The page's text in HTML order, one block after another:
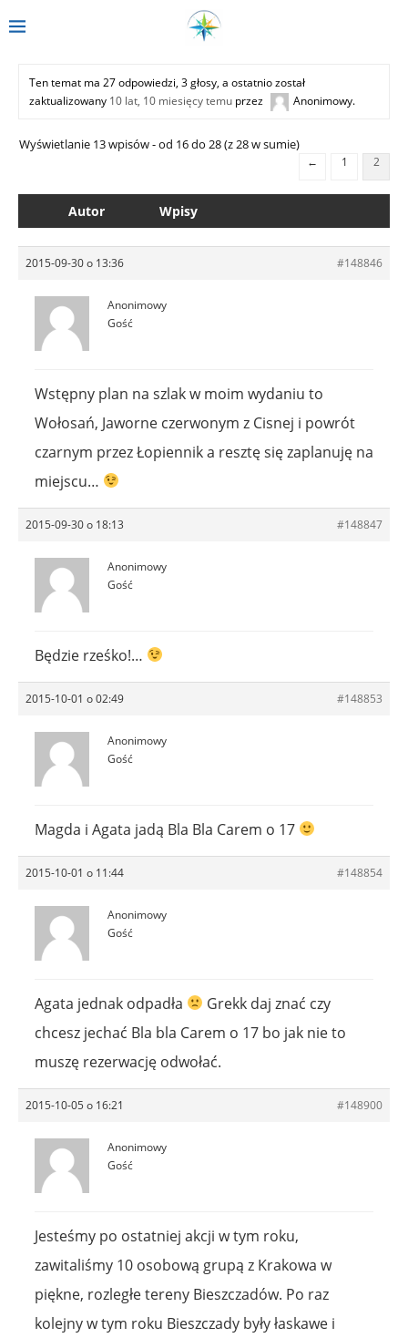
Ten temat ma 27 odpowiedzi, 3 głosy, a ostatnio został
zaktualizowany 10 lat, 10 miesięcy temu przez Anonimowy.
Wyświetlanie 13 wpisów - od 16 do 28 (z 28 w sumie)
← 1 2
Autor Wpisy
2015-09-30 o 13:36 #148846
Anonimowy
Gość
Wstępny plan na szlak w moim wydaniu to
Wołosań, Jaworne czerwonym z Cisnej i powrót
czarnym przez Łopiennik a resztę się zaplanuję na
miejscu…
2015-09-30 o 18:13 #148847
Anonimowy
Gość
Będzie rześko!…
2015-10-01 o 02:49 #148853
Anonimowy
Gość
Magda i Agata jadą Bla Bla Carem o 17
2015-10-01 o 11:44 #148854
Anonimowy
Gość
Agata jednak odpadła
Grekk daj znać czy
chcesz jechać Bla bla Carem o 17 bo jak nie to
muszę rezerwację odwołać.
2015-10-05 o 16:21 #148900
Anonimowy
Gość
Jesteśmy po ostatniej akcji w tym roku,
zawitaliśmy 10 osobową grupą z Krakowa w
piękne, rozległe tereny Bieszczadów. Po raz
kolejny w tym roku Bieszczady były łaskawe i